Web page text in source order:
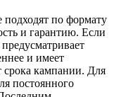
по формату
и гарантию. Если
и имеет
срока кампании. Для
постоянного